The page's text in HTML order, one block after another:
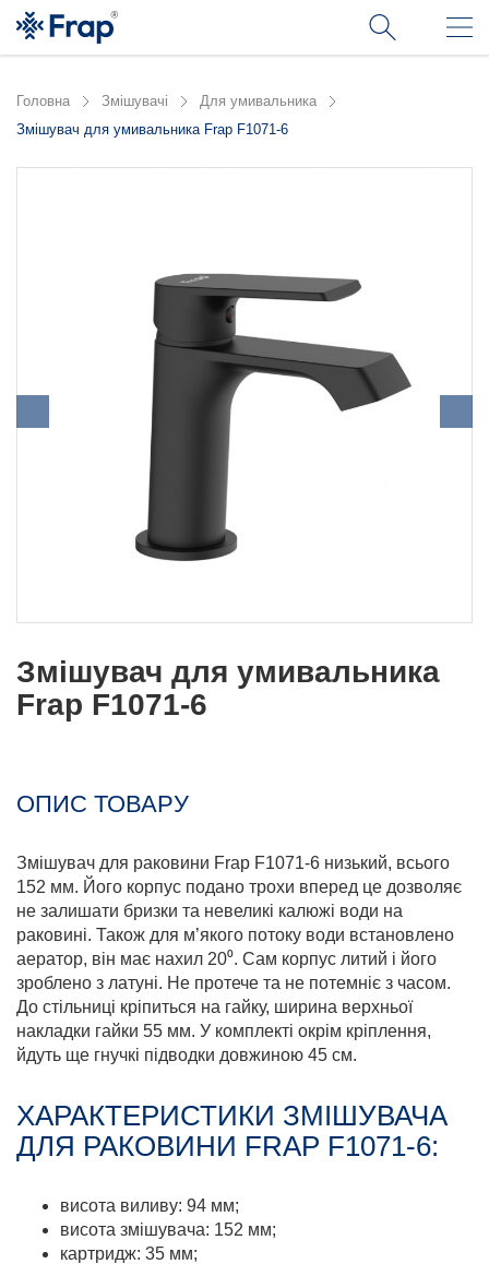
Головна Змішувачі
Для умивальника
Змішувач для умивальника Frap F1071-6
Змішувач для умивальника
Frap F1071-6
ОПИС ТОВАРУ
Змішувач для раковини Frap F1071-6 низький, всього
152 мм. Його корпус подано трохи вперед це дозволяє
не залишати бризки та невеликі калюжі води на
раковині. Також для м’якого потоку води встановлено
аератор, він має нахил 20⁰. Сам корпус литий і його
зроблено з латуні. Не протече та не потемніє з часом.
До стільниці кріпиться на гайку, ширина верхньої
накладки гайки 55 мм. У комплекті окрім кріплення,
йдуть ще гнучкі підводки довжиною 45 см.
ХАРАКТЕРИСТИКИ ЗМІШУВАЧА
ДЛЯ РАКОВИНИ FRAP F1071-6:
висота виливу: 94 мм;
висота змішувача: 152 мм;
картридж: 35 мм;